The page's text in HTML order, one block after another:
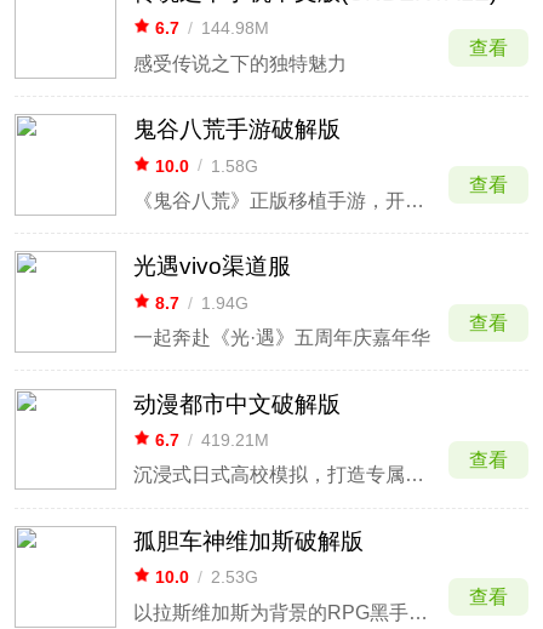
6.7 / 144.98M
感受传说之下的独特魅力
查看
鬼谷八荒手游破解版
10.0 / 1.58G
《鬼谷八荒》正版移植手游，开放沙盒修仙
查看
光遇vivo渠道服
8.7 / 1.94G
一起奔赴《光·遇》五周年庆嘉年华
查看
动漫都市中文破解版
6.7 / 419.21M
沉浸式日式高校模拟，打造专属校园日常
查看
孤胆车神维加斯破解版
10.0 / 2.53G
以拉斯维加斯为背景的RPG黑手党和犯罪在线游戏
查看